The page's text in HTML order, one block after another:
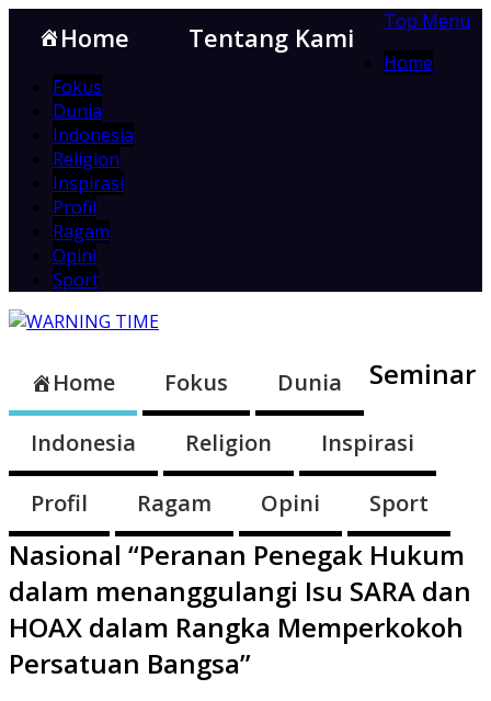
Home Tentang Kami
Top Menu
Home
Fokus
Dunia
Indonesia
Religion
Inspirasi
Profil
Ragam
Opini
Sport
Home Fokus Dunia
Indonesia Religion Inspirasi
Profil Ragam Opini Sport
Seminar
Nasional “Peranan Penegak Hukum
dalam menanggulangi Isu SARA dan
HOAX dalam Rangka Memperkokoh
Persatuan Bangsa”